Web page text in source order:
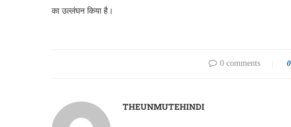
का उल्लंघन किया है।
0 comments 0
THEUNMUTEHINDI